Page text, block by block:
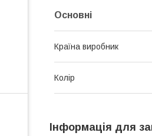
Основні
Країна виробник
Колір
Інформація для